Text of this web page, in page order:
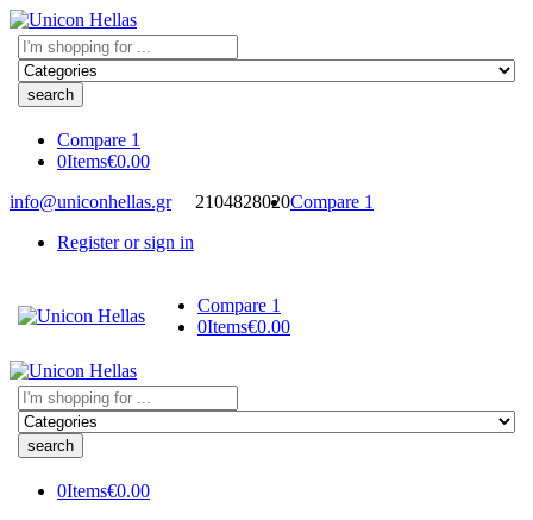
Search
here
Compare 1
0Items€0.00
info@uniconhellas.gr
2104828020Compare 1
Register or sign in
Compare 1
0Items€0.00
Search
here
0Items€0.00